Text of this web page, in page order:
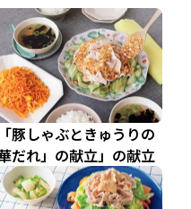
「豚しゃぶときゅうりの
だれ」の献立」の献立